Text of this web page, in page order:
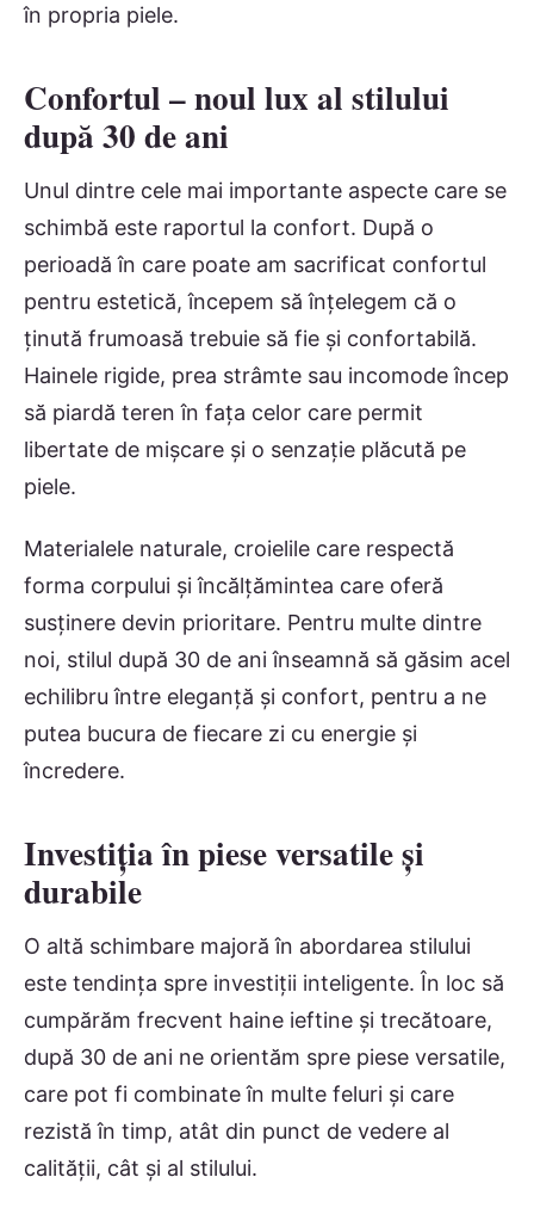
în propria piele.
Confortul – noul lux al stilului
după 30 de ani
Unul dintre cele mai importante aspecte care se
schimbă este raportul la confort. După o
perioadă în care poate am sacrificat confortul
pentru estetică, începem să înțelegem că o
ținută frumoasă trebuie să fie și confortabilă.
Hainele rigide, prea strâmte sau incomode încep
să piardă teren în fața celor care permit
libertate de mișcare și o senzație plăcută pe
piele.
Materialele naturale, croielile care respectă
forma corpului și încălțămintea care oferă
susținere devin prioritare. Pentru multe dintre
noi, stilul după 30 de ani înseamnă să găsim acel
echilibru între eleganță și confort, pentru a ne
putea bucura de fiecare zi cu energie și
încredere.
Investiția în piese versatile și
durabile
O altă schimbare majoră în abordarea stilului
este tendința spre investiții inteligente. În loc să
cumpărăm frecvent haine ieftine și trecătoare,
după 30 de ani ne orientăm spre piese versatile,
care pot fi combinate în multe feluri și care
rezistă în timp, atât din punct de vedere al
calității, cât și al stilului.